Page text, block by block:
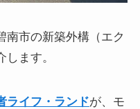
南市の新築外構（エク
ます。
ライフ・ランドが、モ